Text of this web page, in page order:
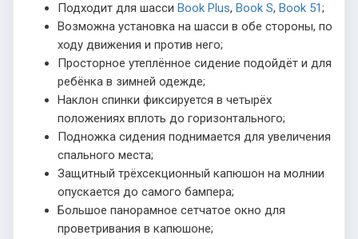
Подходит для шасси Book Plus, Book S, Book 51;
Возможна установка на шасси в обе стороны, по
ходу движения и против него;
Просторное утеплённое сидение подойдёт и для
ребёнка в зимней одежде;
Наклон спинки фиксируется в четырёх
положениях вплоть до горизонтального;
Подножка сидения поднимается для увеличения
спального места;
Защитный трёхсекционный капюшон на молнии
опускается до самого бампера;
Большое панорамное сетчатое окно для
проветривания в капюшоне;